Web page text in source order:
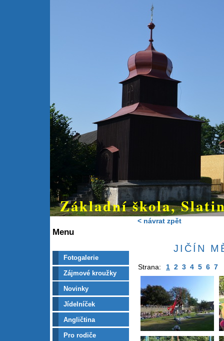
Základní škola,
Menu
Fotogalerie
Zájmové kroužky
Novinky
Jídelníček
Angličtina
Pro rodiče
< návrat zpět
JIČÍN
Strana: 1 2 3 4 5 6 7